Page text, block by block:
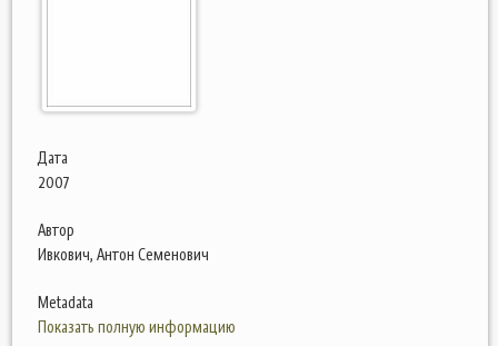
Дата
2007
Автор
Ивкович, Антон Семенович
Metadata
Показать полную информацию